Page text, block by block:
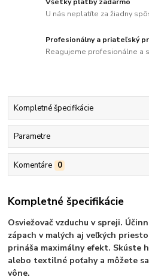
Všetky platby zadarmo
U nás neplatíte za žiadny
Profesionálny a priateľský
Reagujeme profesionálne a
Kompletné špecifikácie
Parametre
Komentáre 0
Kompletné špecifikácie
Osviežovač vzduchu v spreji.
zápach v malých aj veľkých
prináša maximálny efekt. Skúste
alebo textilné poťahy a môžete
vône.